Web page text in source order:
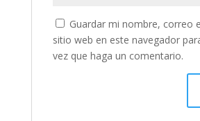
Guardar mi nombre, correo
sitio web en este navegador
vez que haga un comentario.